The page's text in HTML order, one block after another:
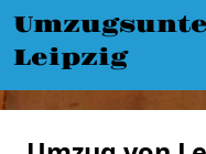
Leipzig